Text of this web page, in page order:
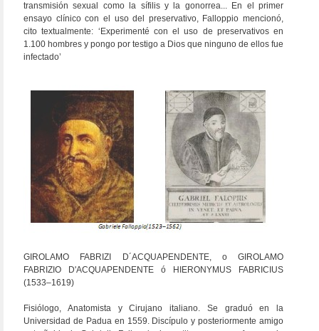
transmisión sexual como la sífilis y la gonorrea... En el primer
ensayo clínico con el uso del preservativo, Falloppio mencionó,
cito textualmente: ‘Experimenté con el uso de preservativos en
1.100 hombres y pongo por testigo a Dios que ninguno de ellos fue
infectado’
GIROLAMO FABRIZI D´ACQUAPENDENTE, o GIROLAMO
FABRIZIO D'ACQUAPENDENTE ó HIERONYMUS FABRICIUS
(1533–1619)
Fisiólogo, Anatomista y Cirujano italiano. Se graduó en la
Universidad de Padua en 1559. Discípulo y posteriormente amigo